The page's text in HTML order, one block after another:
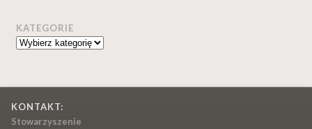
KATEGORIE
Kategorie
KONTAKT:
Stowarzyszenie